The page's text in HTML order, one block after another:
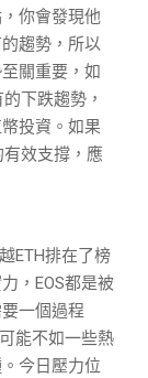
你會發現他
趨勢，所以
關重要，如
下跌趨勢，
投資。如果
效支撐，應
ETH排在了榜
，EOS都是被
一個過程
能不如一些熱
今日壓力位